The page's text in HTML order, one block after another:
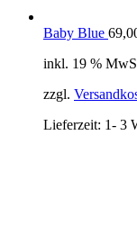
Baby Blue
inkl. 19 %
zzgl.
Lieferzeit: 1- 3